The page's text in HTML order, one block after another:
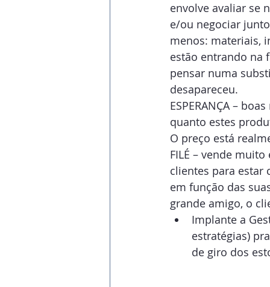
envolve avaliar se
e/ou negociar
menos: materiais,
estão entrando na
pensar numa
desapareceu.
ESPERANÇA –
quanto estes
O preço está
FILÉ – vende
clientes para estar
em função das
grande amigo, o
Implante a
estratégias)
de giro dos